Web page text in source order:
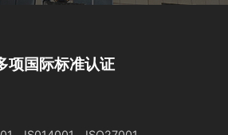
项国际标准认证